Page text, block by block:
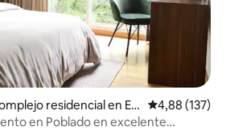
residencial en El
Calificación
4,88 (137)
en Poblado en excelente